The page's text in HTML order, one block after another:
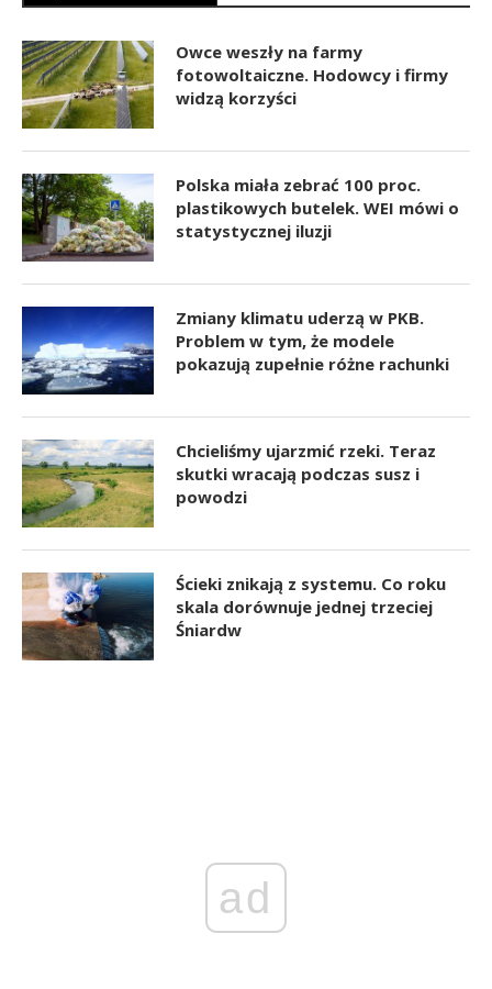
Owce weszły na farmy
fotowoltaiczne. Hodowcy i firmy
widzą korzyści
Polska miała zebrać 100 proc.
plastikowych butelek. WEI mówi o
statystycznej iluzji
Zmiany klimatu uderzą w PKB.
Problem w tym, że modele
pokazują zupełnie różne rachunki
Chcieliśmy ujarzmić rzeki. Teraz
skutki wracają podczas susz i
powodzi
Ścieki znikają z systemu. Co roku
skala dorównuje jednej trzeciej
Śniardw
ad